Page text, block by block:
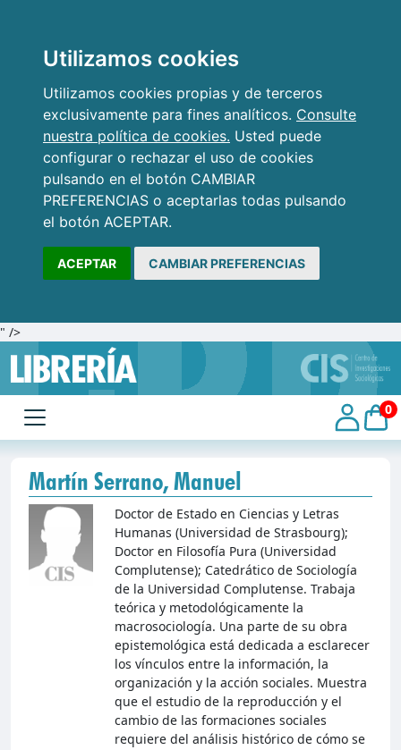
Utilizamos cookies
Utilizamos cookies propias y de terceros
exclusivamente para fines analíticos. Consulte
nuestra política de cookies. Usted puede
configurar o rechazar el uso de cookies
pulsando en el botón CAMBIAR
PREFERENCIAS o aceptarlas todas pulsando
el botón ACEPTAR.
ACEPTAR CAMBIAR PREFERENCIAS
" />
0
Martín Serrano, Manuel
Doctor de Estado en Ciencias y Letras
Humanas (Universidad de Strasbourg);
Doctor en Filosofía Pura (Universidad
Complutense); Catedrático de Sociología
de la Universidad Complutense. Trabaja
teórica y metodológicamente la
macrosociología. Una parte de su obra
epistemológica está dedicada a esclarecer
los vínculos entre la información, la
organización y la acción sociales. Muestra
que el estudio de la reproducción y el
cambio de las formaciones sociales
requiere del análisis histórico de cómo se